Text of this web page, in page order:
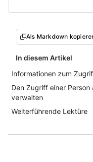
Als Markdown
In diesem Artikel
Informationen zum
Den Zugriff einer
verwalten
Weiterführende Lektüre